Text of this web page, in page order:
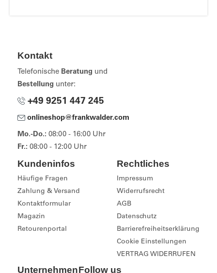
Kontakt
Telefonische Beratung und
Bestellung unter:
+49 9251 447 245
onlineshop@frankwalder.com
Mo.-Do.: 08:00 - 16:00 Uhr
Fr.: 08:00 - 12:00 Uhr
Kundeninfos
Häufige Fragen
Zahlung & Versand
Kontaktformular
Magazin
Retourenportal
Rechtliches
Impressum
Widerrufsrecht
AGB
Datenschutz
Barrierefreiheitserklärung
Cookie Einstellungen
VERTRAG WIDERRUFEN
UnternehmenFollow us